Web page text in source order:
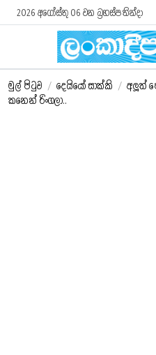
2026 අගෝස්තු 06 වන බ්‍රහස්පතින්දා
මුල් පිටුව / දෙයියෝ සාක්කි / අලූත්
කනෙන් රිංගලා..